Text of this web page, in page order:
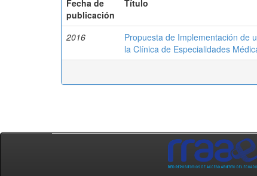
Fecha de
publicación
Título
2016
Propuesta de Implementación de
la Clínica de Especialidades